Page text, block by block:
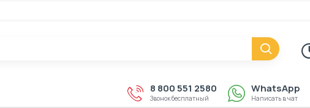
8 800 551 2580
Звонок бесплатный
WhatsApp
Написать в чат